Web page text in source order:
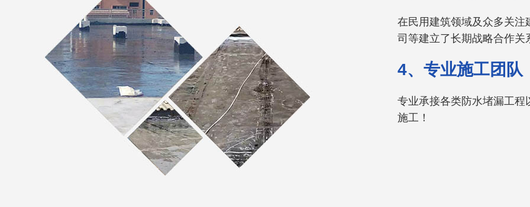
在民用建筑领域及众多关
司等建立了长期战略合作关
4、专业施工团队
专业承接各类防水堵漏工
施工！